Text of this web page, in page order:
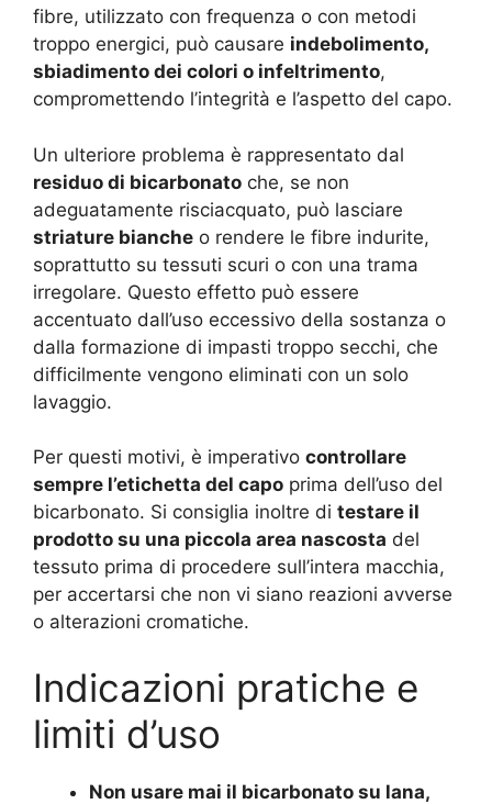
fibre, utilizzato con frequenza o con metodi
troppo energici, può causare indebolimento,
sbiadimento dei colori o infeltrimento,
compromettendo l’integrità e l’aspetto del capo.
Un ulteriore problema è rappresentato dal
residuo di bicarbonato che, se non
adeguatamente risciacquato, può lasciare
striature bianche o rendere le fibre indurite,
soprattutto su tessuti scuri o con una trama
irregolare. Questo effetto può essere
accentuato dall’uso eccessivo della sostanza o
dalla formazione di impasti troppo secchi, che
difficilmente vengono eliminati con un solo
lavaggio.
Per questi motivi, è imperativo controllare
sempre l’etichetta del capo prima dell’uso del
bicarbonato. Si consiglia inoltre di testare il
prodotto su una piccola area nascosta del
tessuto prima di procedere sull’intera macchia,
per accertarsi che non vi siano reazioni avverse
o alterazioni cromatiche.
Indicazioni pratiche e
limiti d’uso
Non usare mai il bicarbonato su lana,